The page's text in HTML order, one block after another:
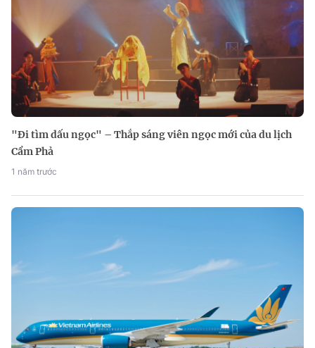
"Đi tìm dấu ngọc" – Thắp sáng viên ngọc mới của du lịch
Cẩm Phả
1 năm trước